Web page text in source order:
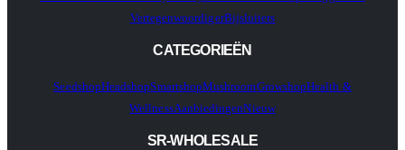
VertegenwoordigerBijsluiters
CATEGORIEËN
SeedshopHeadshopSmartshopMushroomGrowshopHealth &
WellnessAanbiedingenNieuw
SR-WHOLESALE